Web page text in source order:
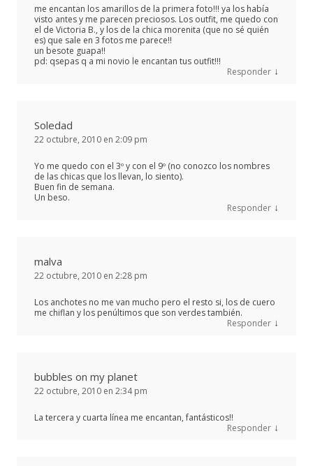
me encantan los amarillos de la primera foto!!! ya los había
visto antes y me parecen preciosos. Los outfit, me quedo con
el de Victoria B., y los de la chica morenita (que no sé quién
es) que sale en 3 fotos me parece!!
un besote guapa!!
pd: qsepas q a mi novio le encantan tus outfit!!!
Responder ↓
Soledad
22 octubre, 2010 en 2:09 pm
Yo me quedo con el 3º y con el 9º (no conozco los nombres
de las chicas que los llevan, lo siento).
Buen fin de semana.
Un beso.
Responder ↓
malva
22 octubre, 2010 en 2:28 pm
Los anchotes no me van mucho pero el resto si, los de cuero
me chiflan y los penúltimos que son verdes también.
Responder ↓
bubbles on my planet
22 octubre, 2010 en 2:34 pm
La tercera y cuarta línea me encantan, fantásticos!!
Responder ↓